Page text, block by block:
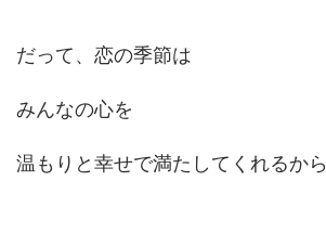
だって、恋の季節は
みんなの心を
温もりと幸せで満たしてくれるから